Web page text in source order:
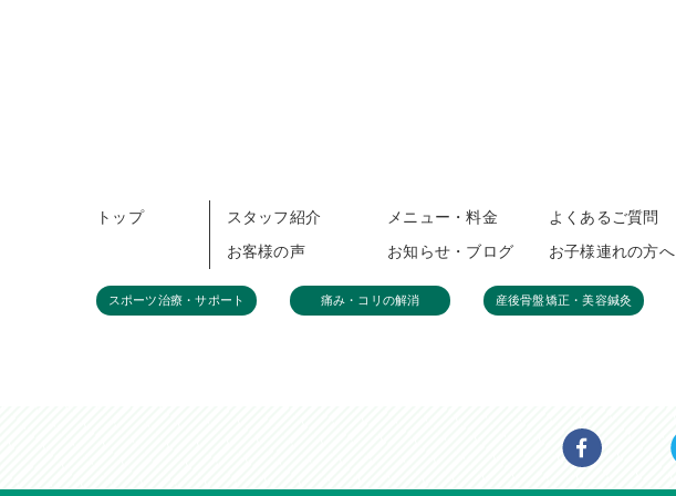
トップ スタッフ紹介 メニュー・料金
よくあるご質問
お客様の声
お知らせ・ブログ お子様連れの方へ
スポーツ治療・サポート 痛み・コリの解消 産後骨盤矯正・美容鍼灸